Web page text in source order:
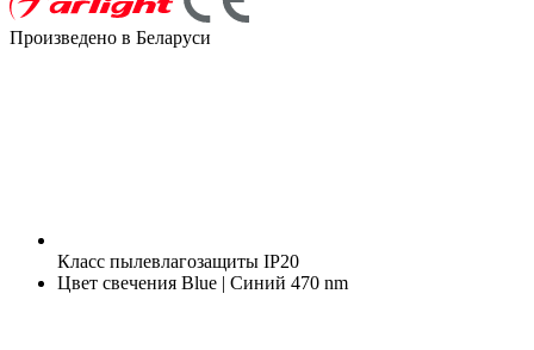
Произведено в Беларуси
Класс пылевлагозащиты IP20
Цвет свечения Blue | Синий 470 nm